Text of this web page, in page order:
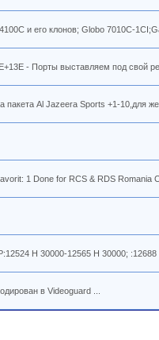
и его клонов; Globo 7010С-
- Порты выставляем под свой
Al Jazeera Sports +1-10,для
1 Done for RCS & RDS Romania
H 30000-12565 H 30000;
в Videoguard ...